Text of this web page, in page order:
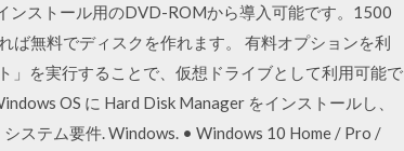
ンストール用のDVD-ROMから導入可能です。1500
ば無料でディスクを作れます。 有料オプションを利
」を実行することで、仮想ドライブとして利用可能で
OS に Hard Disk Manager をインストールし、
ステム要件. Windows. • Windows 10 Home / Pro /